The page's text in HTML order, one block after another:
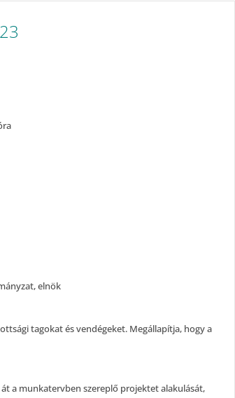
elnök
tagokat és vendégeket. Megállapítja, hogy a
a munkatervben szereplő projektet alakulását,